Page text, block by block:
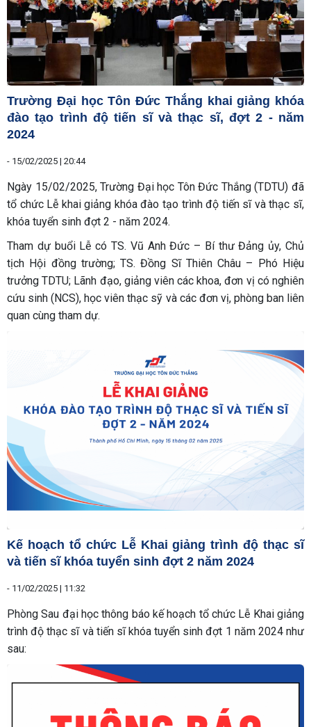
Trường Đại học Tôn Đức Thắng khai giảng khóa
đào tạo trình độ tiến sĩ và thạc sĩ, đợt 2 - năm
2024
- 15/02/2025 | 20:44
Ngày 15/02/2025, Trường Đại học Tôn Đức Thắng (TDTU) đã
tổ chức Lễ khai giảng khóa đào tạo trình độ tiến sĩ và thạc sĩ,
khóa tuyển sinh đợt 2 - năm 2024.
Tham dự buổi Lễ có TS. Vũ Anh Đức – Bí thư Đảng ủy, Chủ
tịch Hội đồng trường; TS. Đồng Sĩ Thiên Châu – Phó Hiệu
trưởng TDTU; Lãnh đạo, giảng viên các khoa, đơn vị có nghiên
cứu sinh (NCS), học viên thạc sỹ và các đơn vị, phòng ban liên
quan cùng tham dự.
Kế hoạch tổ chức Lễ Khai giảng trình độ thạc sĩ
và tiến sĩ khóa tuyển sinh đợt 2 năm 2024
- 11/02/2025 | 11:32
Phòng Sau đại học thông báo kế hoạch tổ chức Lễ Khai giảng
trình độ thạc sĩ và tiến sĩ khóa tuyển sinh đợt 1 năm 2024 như
sau: